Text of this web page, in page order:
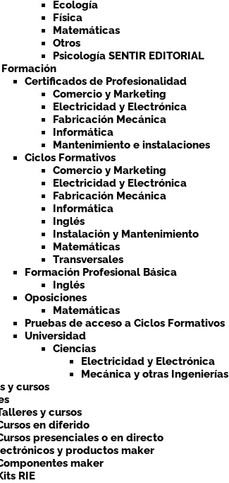
Ecología
Física
Matemáticas
Otros
Psicología SENTIR EDITORIAL
Certificados de Profesionalidad
Comercio y Marketing
Electricidad y Electrónica
Fabricación Mecánica
Informática
Mantenimiento e instalaciones
Ciclos Formativos
Comercio y Marketing
Electricidad y Electrónica
Fabricación Mecánica
Informática
Inglés
Instalación y Mantenimiento
Matemáticas
Transversales
Formación Profesional Básica
Inglés
Oposiciones
Matemáticas
Pruebas de acceso a Ciclos Formativos
Universidad
Ciencias
Electricidad y Electrónica
Mecánica y otras Ingenierías
y cursos
y cursos
en diferido
presenciales o en directo
y productos maker
maker
RIE